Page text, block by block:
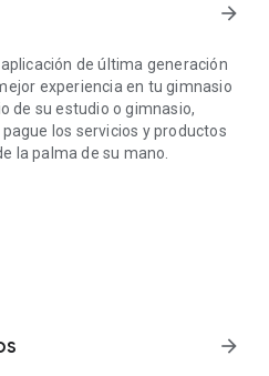
arrow_forward
de última generación
experiencia en tu gimnasio
de su estudio o gimnasio,
los servicios y productos
la palma de su mano.
arrow_forward